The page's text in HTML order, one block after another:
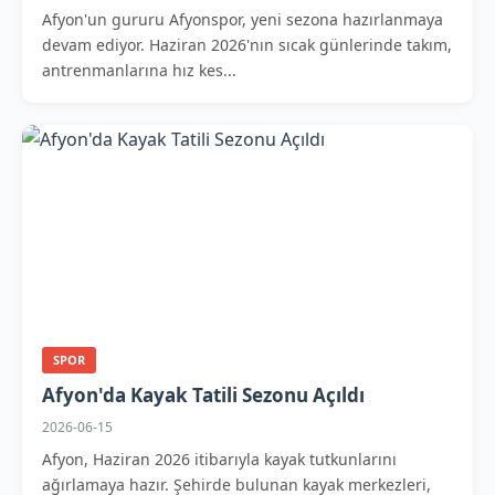
Afyon'un gururu Afyonspor, yeni sezona hazırlanmaya
devam ediyor. Haziran 2026'nın sıcak günlerinde takım,
antrenmanlarına hız kes...
SPOR
Afyon'da Kayak Tatili Sezonu Açıldı
2026-06-15
Afyon, Haziran 2026 itibarıyla kayak tutkunlarını
ağırlamaya hazır. Şehirde bulunan kayak merkezleri,